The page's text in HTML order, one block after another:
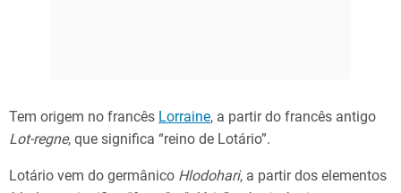
Tem origem no francês Lorraine, a partir do francês antigo
Lot-regne, que significa “reino de Lotário”.
Lotário vem do germânico Hlodohari, a partir dos elementos